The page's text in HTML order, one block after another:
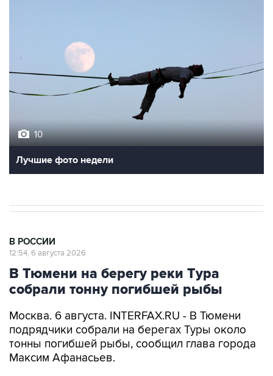
10
Лучшие фото недели
В РОССИИ
12:54, 6 августа 2026
В Тюмени на берегу реки Тура
собрали тонну погибшей рыбы
Москва. 6 августа. INTERFAX.RU - В Тюмени
подрядчики собрали на берегах Туры около
тонны погибшей рыбы, сообщил глава города
Максим Афанасьев.